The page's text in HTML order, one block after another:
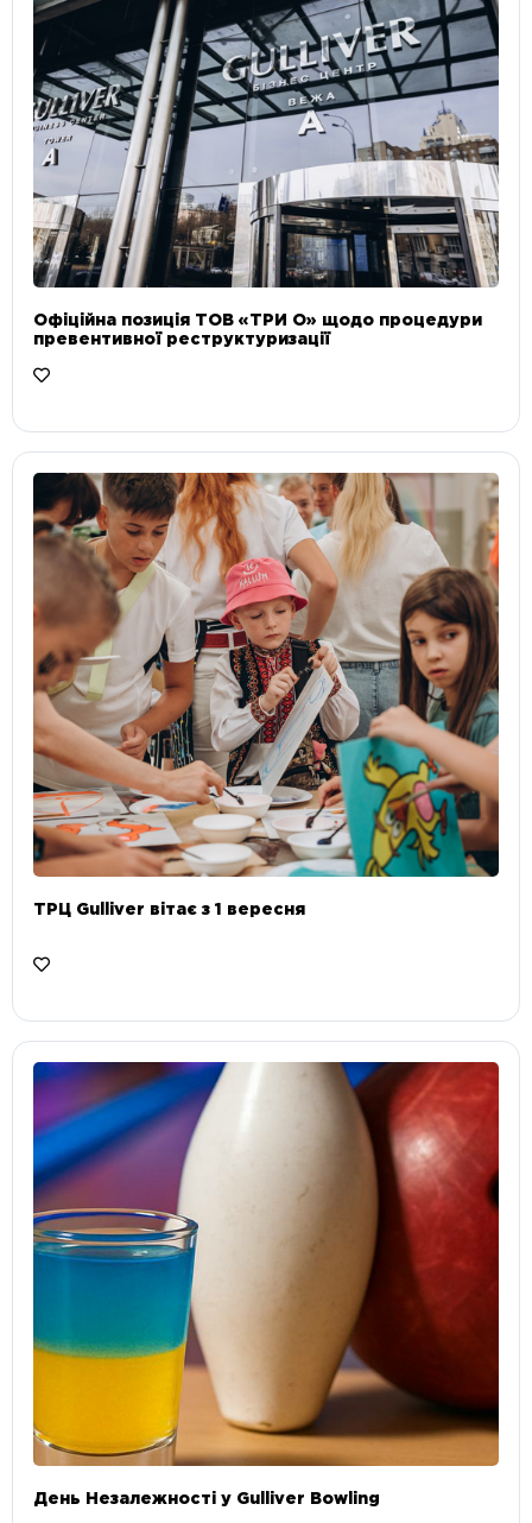
Офіційна позиція ТОВ «ТРИ О» щодо процедури
превентивної реструктуризації
ТРЦ Gulliver вітає з 1 вересня
День Незалежності у Gulliver Bowling